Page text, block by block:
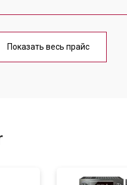
от 100 мин
Показать весь прайс